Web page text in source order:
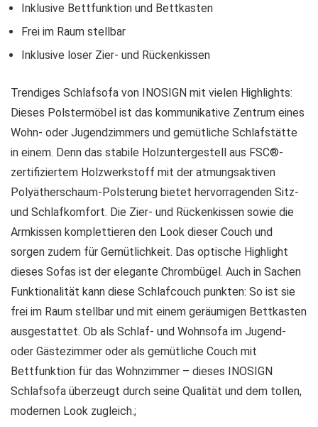
Inklusive Bettfunktion und Bettkasten
Frei im Raum stellbar
Inklusive loser Zier- und Rückenkissen
Trendiges Schlafsofa von INOSIGN mit vielen Highlights:
Dieses Polstermöbel ist das kommunikative Zentrum eines
Wohn- oder Jugendzimmers und gemütliche Schlafstätte
in einem. Denn das stabile Holzuntergestell aus FSC®-
zertifiziertem Holzwerkstoff mit der atmungsaktiven
Polyätherschaum-Polsterung bietet hervorragenden Sitz-
und Schlafkomfort. Die Zier- und Rückenkissen sowie die
Armkissen komplettieren den Look dieser Couch und
sorgen zudem für Gemütlichkeit. Das optische Highlight
dieses Sofas ist der elegante Chrombügel. Auch in Sachen
Funktionalität kann diese Schlafcouch punkten: So ist sie
frei im Raum stellbar und mit einem geräumigen Bettkasten
ausgestattet. Ob als Schlaf- und Wohnsofa im Jugend-
oder Gästezimmer oder als gemütliche Couch mit
Bettfunktion für das Wohnzimmer – dieses INOSIGN
Schlafsofa überzeugt durch seine Qualität und dem tollen,
modernen Look zugleich.;